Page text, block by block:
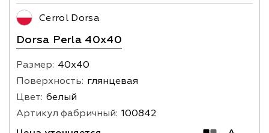
Cerrol Dorsa
Dorsa Perla 40x40
Размер: 40х40
Поверхность: глянцевая
Цвет: белый
Артикул фабричный: 100842